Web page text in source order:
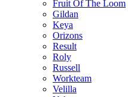
Fruit Of The Loom
Gildan
Keya
Orizons
Result
Roly
Russell
Workteam
Velilla